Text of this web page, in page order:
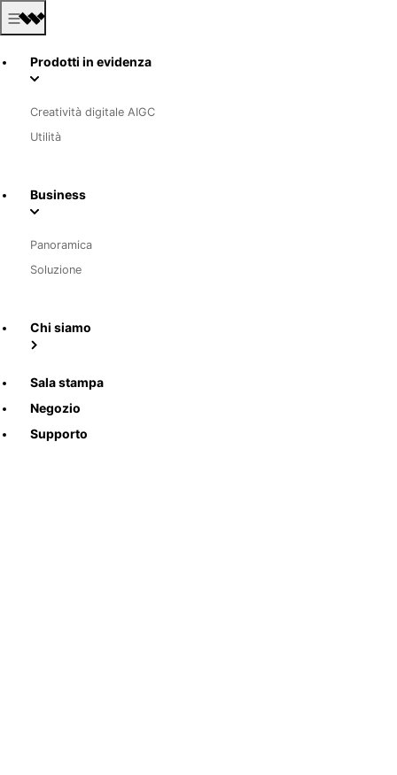
Prodotti in evidenza
Creatività digitale AIGC
Utilità
Business
Panoramica
Soluzione
Chi siamo
Sala stampa
Negozio
Supporto